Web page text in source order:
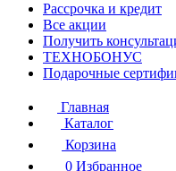
Рассрочка и кредит
Все акции
Получить
ТЕХНОБОНУС
Подарочные
Главная
Каталог
Корзина
0 Избранное